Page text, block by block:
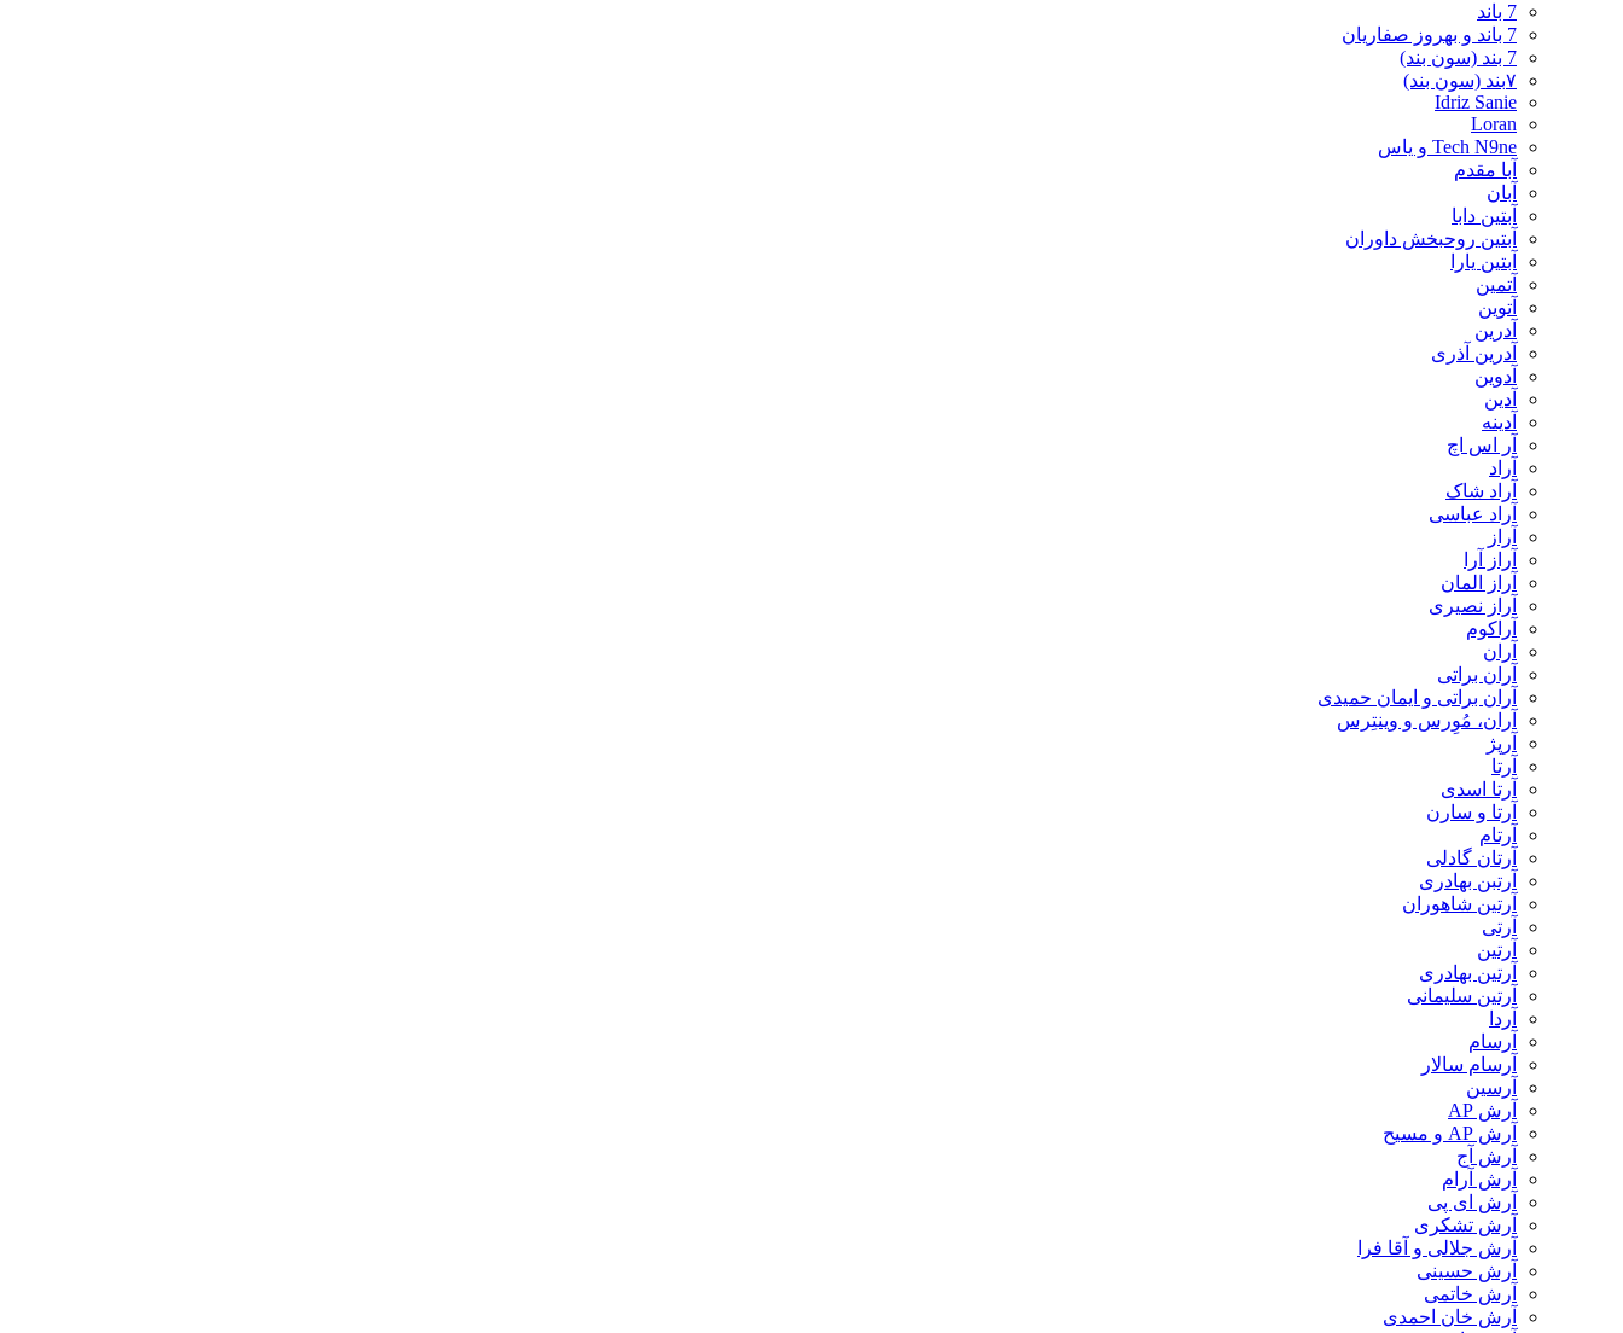
7 باند
7 باند و بهروز صفاریان
7 بند (سون بند)
۷بند (سون بند)
Idriz Sanie
Loran
Tech N9ne و یاس
آبا مقدم
آبان
آبتین دابا
آبتین روحبخش داوران
آبتین یارا
آتمین
آتوین
آدرین
آدرین آذری
آدوین
آدین
آدینه
آر اس اچ
آراد
آراد شاک
آراد عباسی
آراز
آراز آرا
آراز المان
آراز نصیری
آراکوم
آران
آران براتی
آران براتی و ایمان حمیدی
آران، مُوِرس و وینتِرس
آرپژ
آرتا
آرتا اسدی
آرتا و سارن
آرتام
آرتان گادلی
آرتبن بهادری
آرتين شاهوران
آرتی
آرتین
آرتین بهادری
آرتین سلیمانی
آردا
آرسام
آرسام سالار
آرسین
آرش AP
آرش AP و مسیح
آرش آج
آرش آرام
آرش ای پی
آرش تشکری
آرش جلالی و آقا فرا
آرش حسینی
آرش خاتمی
آرش خان احمدی